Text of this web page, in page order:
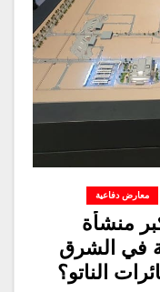
معارض دفاعية
منشأة
في الشرق
الناتو؟